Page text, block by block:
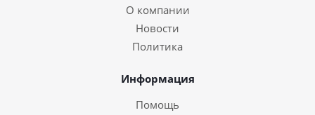
О компании
Новости
Политика
Информация
Помощь